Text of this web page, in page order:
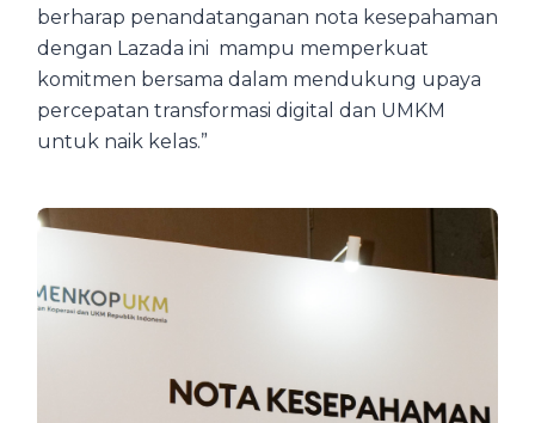
berharap penandatanganan nota kesepahaman
dengan Lazada ini mampu memperkuat
komitmen bersama dalam mendukung upaya
percepatan transformasi digital dan UMKM
untuk naik kelas.”